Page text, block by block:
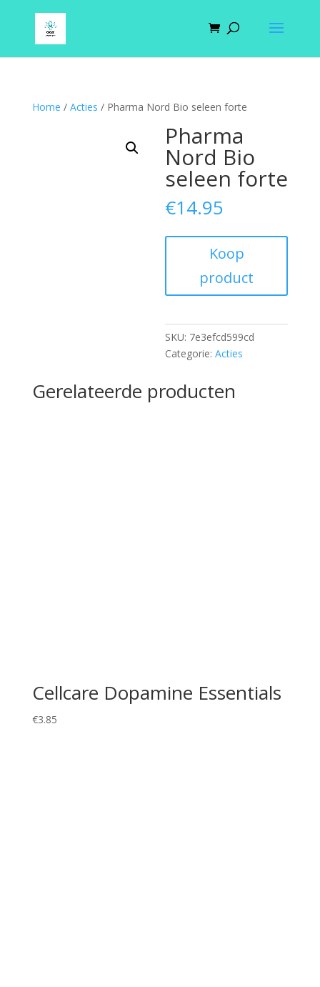
Home / Acties / Pharma Nord Bio seleen forte
Pharma
Nord Bio
seleen forte
€14.95
Koop
product
SKU: 7e3efcd599cd
Categorie:Acties
Gerelateerde producten
Cellcare Dopamine Essentials
€3.85